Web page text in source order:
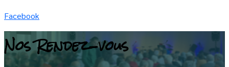
Facebook
Nos Rendez-vous